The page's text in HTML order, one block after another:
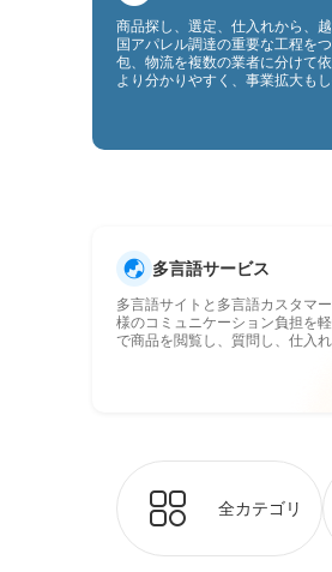
商品探し、選定、仕入れから、
国アパレル調達の重要な工程を
包、物流を複数の業者に分けて
より分かりやすく、事業拡大もし
多言語サービス
多言語サイトと多言語カスタマ
様のコミュニケーション負担を
で商品を閲覧し、質問し、仕入
全カテゴリ